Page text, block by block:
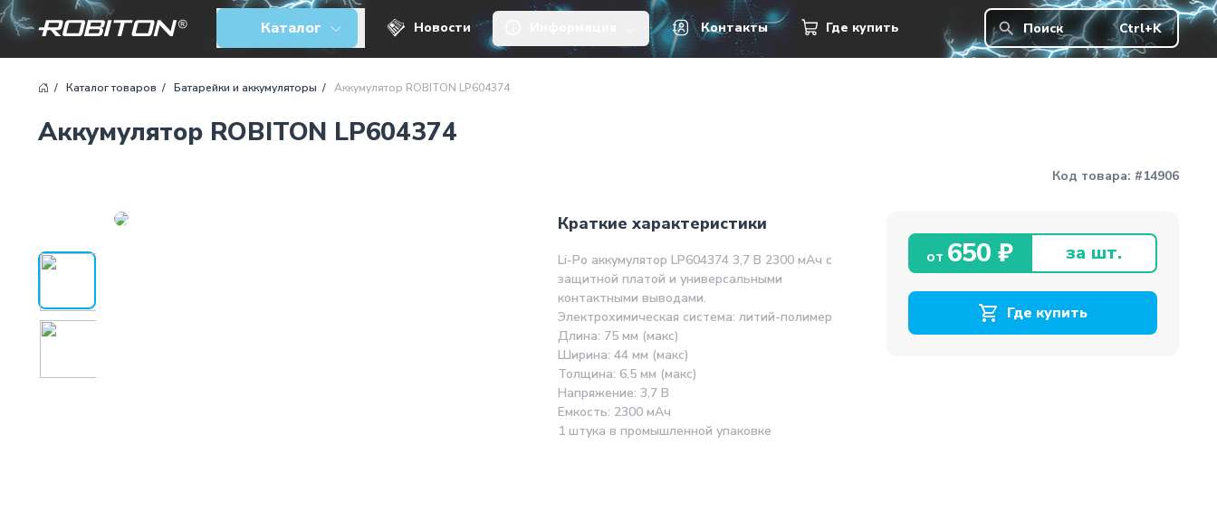
Каталог Новости Контакты Где купить Поиск Ctrl+K
Каталог товаров Батарейки и аккумуляторы Аккумулятор ROBITON LP604374
Аккумулятор ROBITON LP604374
Аккумулятор ROBITON LP604374
Код товара: #14906
Краткие характеристики
Li-Po аккумулятор LP604374 3,7 В 2300 мАч с
защитной платой и универсальными
контактными выводами.
Электрохимическая система: литий-полимер
Длина: 75 мм (макс)
Ширина: 44 мм (макс)
Толщина: 6,5 мм (макс)
Напряжение: 3,7 В
Емкость: 2300 мАч
1 штука в промышленной упаковке
от 650 ₽ за шт.
Где купить